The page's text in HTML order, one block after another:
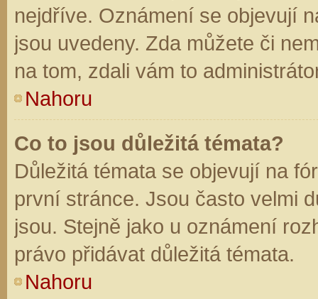
nejdříve. Oznámení se objevují
jsou uvedeny. Zda můžete či
na tom, zdali vám to
Nahoru
Co to jsou důležitá témata?
Důležitá témata se objevují na
první stránce. Jsou často velmi
jsou. Stejně jako u oznámení
právo přidávat důležitá témata.
Nahoru